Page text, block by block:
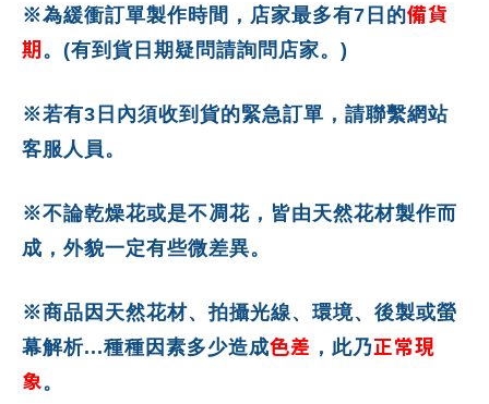
※為緩衝訂單製作時間，店家最多有7日的備貨
期。(有到貨日期疑問請詢問店家。)
※若有3日內須收到貨的緊急訂單，請聯繫網站
客服人員。
※不論乾燥花或是不凋花，皆由天然花材製作而
成，外貌一定有些微差異。
※商品因天然花材、拍攝光線、環境、後製或螢
幕解析...種種因素多少造成色差 ，此乃正常現
象。